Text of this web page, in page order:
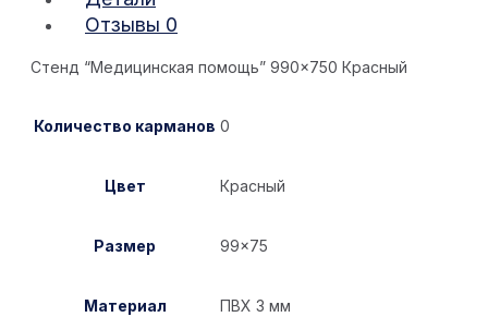
Отзывы 0
Стенд “Медицинская помощь” 990×750 Красный
Количество карманов 0
Цвет Красный
Размер 99×75
Материал ПВХ 3 мм